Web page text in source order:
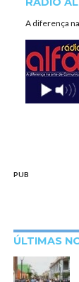
A diferença
PUB
ÚLTIMAS